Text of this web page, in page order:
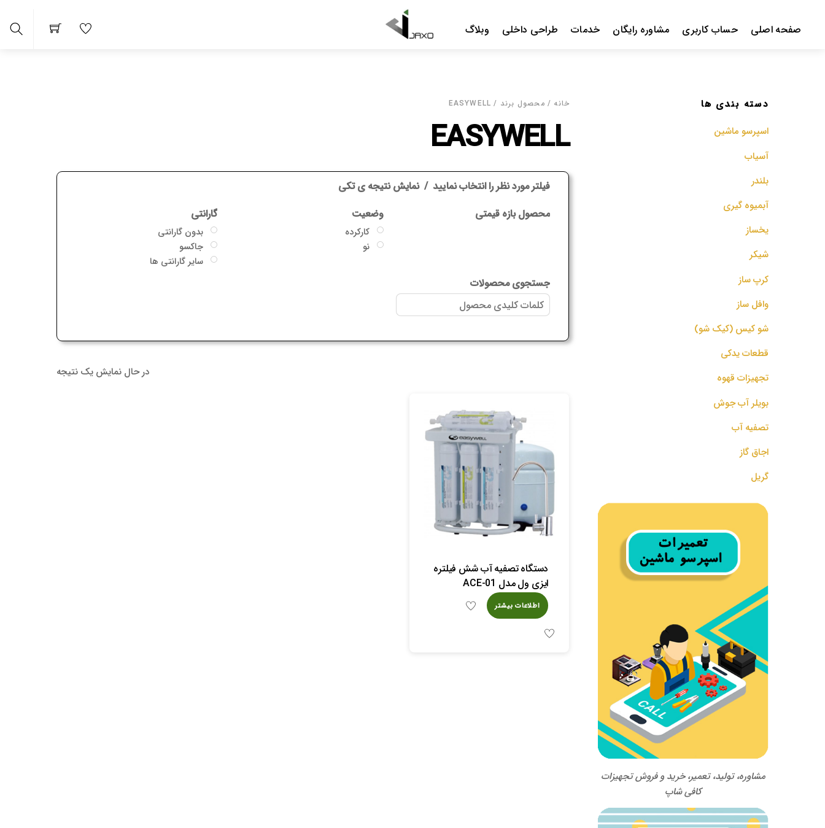
صفحه اصلی حساب کاربری مشاوره رایگان خدمات طراحی داخلی وبلاگ
خانه / محصول برند / EASYWELL
EASYWELL
فیلتر مورد نظر را انتخاب نمایید نمایش نتیجه ی تکی
محصول بازه قیمتی وضعیت
کارکرده
نو
گارانتی
بدون گارانتی
جاکسو
سایر گارانتی ها
جستجوی محصولات
در حال نمایش یک نتیجه
دستگاه تصفیه آب شش فیلتره
ایزی ول مدل ACE-01
اطلاعات بیشتر
دسته بندی ها
اسپرسو‌ ماشین
آسیاب
بلندر
آبمیوه گیری
یخساز
شیکر
کرپ ساز
وافل ساز
شو کیس (کیک شو)
قطعات یدکی
تجهیزات قهوه
بویلر آب جوش
تصفیه آب
اجاق گاز
گریل
مشاوره، تولید، تعمیر، خرید و فروش تجهیزات
کافی شاپ